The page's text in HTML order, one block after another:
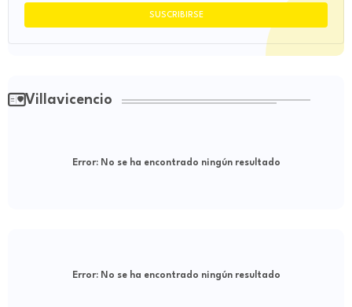
Villavicencio
Error:No se ha encontrado ningún resultado
Error:No se ha encontrado ningún resultado